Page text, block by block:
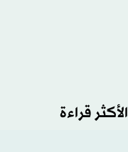
الأكثر قراءة